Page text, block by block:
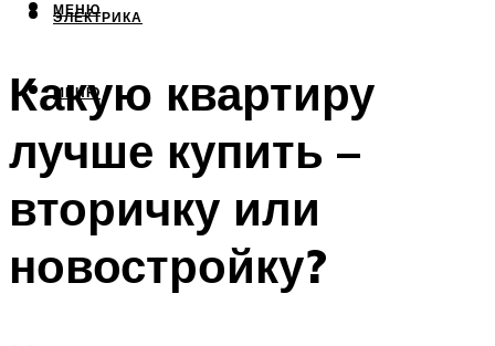
ЭЛЕКТРИКА
МЕНЮ
МЕНЮ
Какую квартиру
лучше купить –
вторичку или
новостройку?